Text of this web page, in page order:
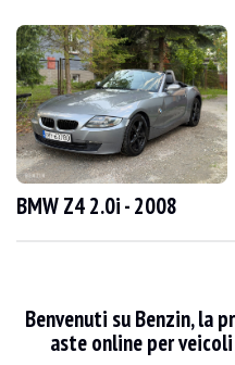
Descrizione
Questa BMW M3 e46 del 2002 di
Esternamente, il venditore
BMW Z4 2.0i - 2008
Benvenuti su Benzin, la
aste online per